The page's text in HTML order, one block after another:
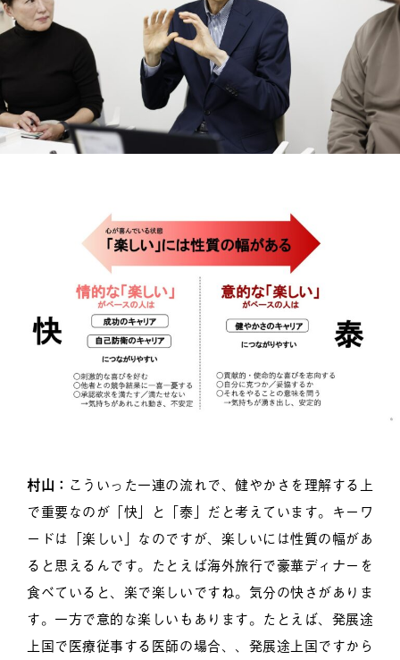
村山： こういった一連の流れで、健やかさを理解する上
で重要なのが「快」と「泰」だと考えています。キーワ
ードは「楽しい」なのですが、楽しいには性質の幅があ
ると思えるんです。たとえば海外旅行で豪華ディナーを
食べていると、楽で楽しいですね。気分の快さがありま
す。一方で意的な楽しいもあります。たとえば、発展途
上国で医療従事する医師の場合、、発展途上国ですから